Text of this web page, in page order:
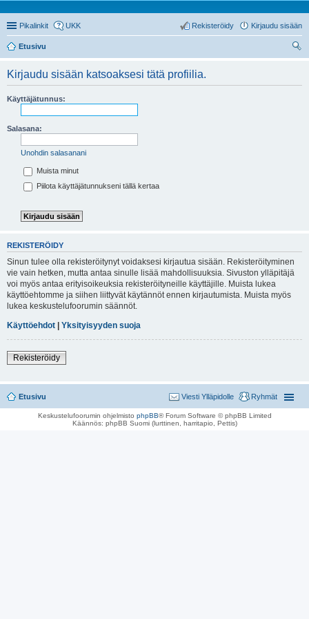
Pikalinkit UKK Kirjaudu sisään
Rekisteröidy
Etusivu
Kirjaudu sisään katsoaksesi tätä profiilia.
Käyttäjätunnus:
Salasana:
Unohdin salasanani
Muista minut
Piilota käyttäjätunnukseni tällä kertaa
REKISTERÖIDY
Sinun tulee olla rekisteröitynyt voidaksesi kirjautua sisään. Rekisteröityminen
vie vain hetken, mutta antaa sinulle lisää mahdollisuuksia. Sivuston ylläpitäjä
voi myös antaa erityisoikeuksia rekisteröityneille käyttäjille. Muista lukea
käyttöehtomme ja siihen liittyvät käytännöt ennen kirjautumista. Muista myös
lukea keskustelufoorumin säännöt.
Käyttöehdot | Yksityisyyden suoja
Rekisteröidy
Etusivu Ryhmät
Viesti Ylläpidolle
Keskustelufoorumin ohjelmisto phpBB® Forum Software © phpBB Limited
Käännös: phpBB Suomi (lurttinen, harritapio, Pettis)